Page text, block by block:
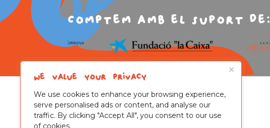
We value your privacy
We use cookies to enhance your browsing experience,
serve personalised ads or content, and analyse our
traffic. By clicking "Accept All", you consent to our use
of cookies.
Comptem amb el suport de: